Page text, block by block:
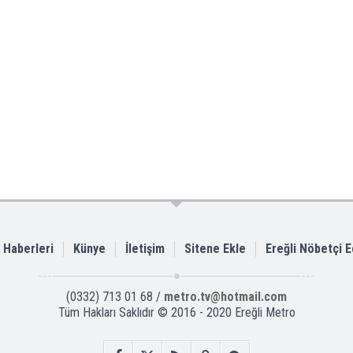
Haberleri Künye İletişim Sitene Ekle Ereğli Nöbetçi
(0332) 713 01 68 / metro.tv@hotmail.com
Tüm Hakları Saklıdır © 2016 - 2020 Ereğli Metro